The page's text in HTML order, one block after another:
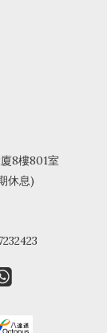
8樓801室
休息)